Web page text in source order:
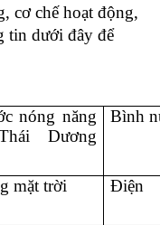
cơ chế hoạt động,
tin dưới đây để
nóng năng
Dương
Bình
mặt trời Điện